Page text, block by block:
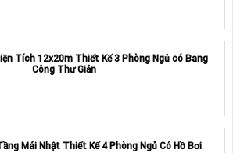
Tích 12x20m Thiết Kế 3 Phòng Ngủ có Bang
Công Thư Giản
Mái Nhật Thiết Kế 4 Phòng Ngủ Có Hồ Bơi